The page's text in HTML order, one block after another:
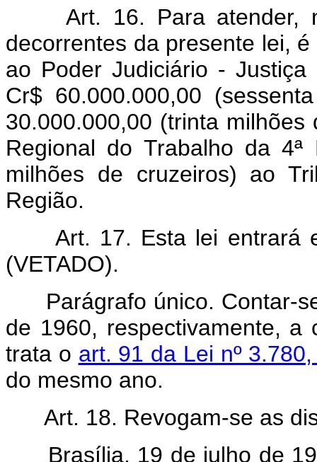
Art. 16. Para atender,
decorrentes da presente lei,
ao Poder Judiciário -
Cr$ 60.000.000,00
30.000.000,00 (trinta
Regional do Trabalho da
milhões de cruzeiros) ao
Região.
Art. 17. Esta lei entrará
(VETADO).
Parágrafo único. Contar-
de 1960, respectivamente, a
trata o art. 91 da Lei nº
do mesmo ano.
Art. 18. Revogam-se as
Brasília, 19 de julho de